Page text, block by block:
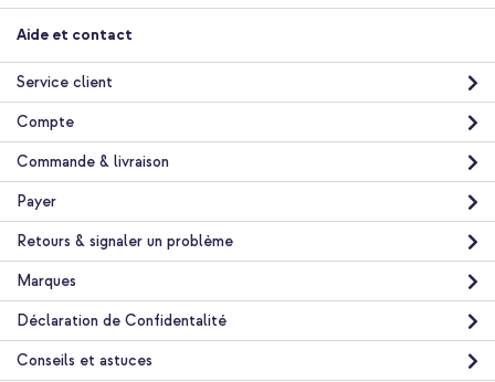
Aide et contact
Service client
Compte
Commande & livraison
Payer
Retours & signaler un problème
Marques
Déclaration de Confidentalité
Conseils et astuces